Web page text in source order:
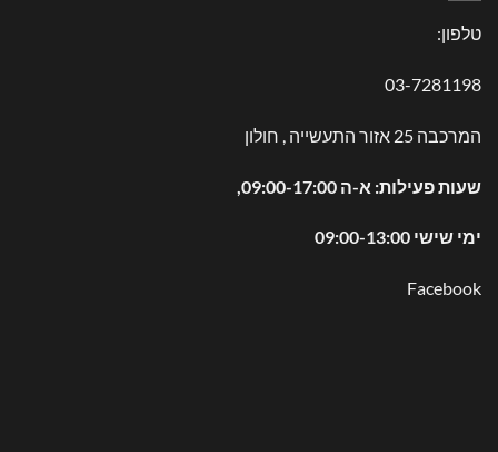
טלפון:
03-7281198
המרכבה 25 אזור התעשייה , חולון
שעות פעילות: א-ה 09:00-17:00,
ימי שישי 09:00-13:00
Facebook